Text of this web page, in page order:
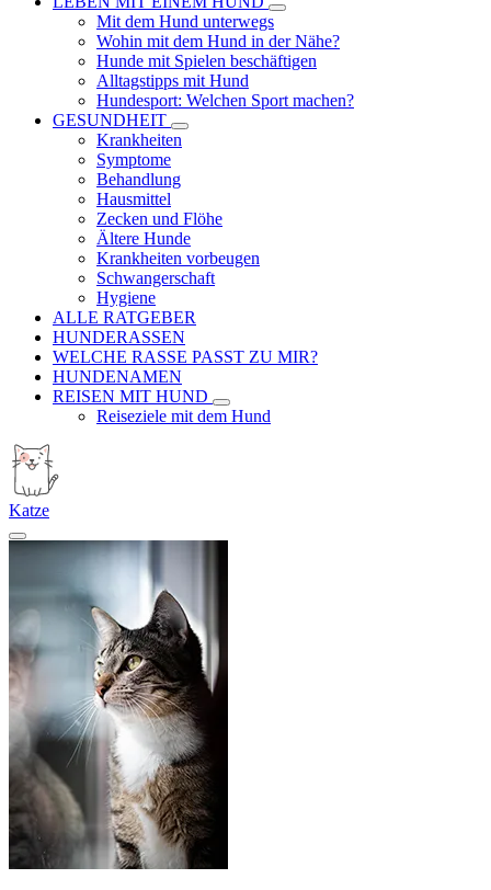
Mit dem Hund unterwegs
Wohin mit dem Hund in der Nähe?
Hunde mit Spielen beschäftigen
Alltagstipps mit Hund
Hundesport: Welchen Sport machen?
GESUNDHEIT
Krankheiten
Symptome
Behandlung
Hausmittel
Zecken und Flöhe
Ältere Hunde
Krankheiten vorbeugen
Schwangerschaft
Hygiene
ALLE RATGEBER
HUNDERASSEN
WELCHE RASSE PASST ZU MIR?
HUNDENAMEN
REISEN MIT HUND
Reiseziele mit dem Hund
Katze